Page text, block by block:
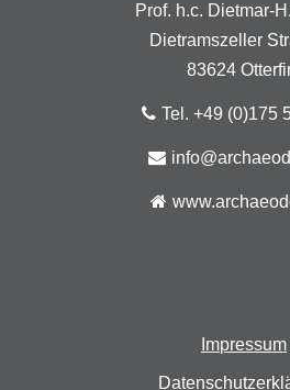
Prof. h.c. Dietmar-
Dietramszeller
83624
Tel. +49 (0)175
Impressum